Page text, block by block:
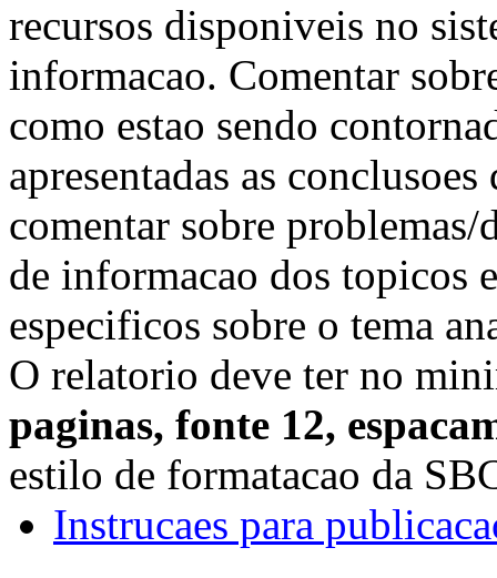
recursos disponiveis no
informacao. Comentar
como estao sendo
apresentadas as
comentar sobre problemas/
de informacao dos topicos
especificos sobre o tema
O relatorio deve ter no
paginas, fonte 12,
estilo de formatacao da
Instrucaes para